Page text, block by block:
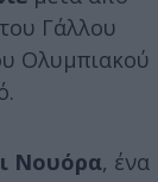
Γάλλου
Ολυμπιακού
Νουόρα, ένα